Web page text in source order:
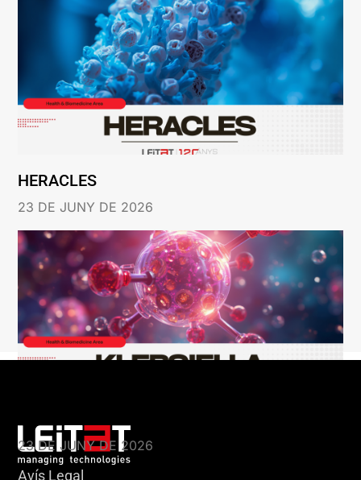
HERACLES
23 DE JUNY DE 2026
23 DE JUNY DE 2026
Avís Legal